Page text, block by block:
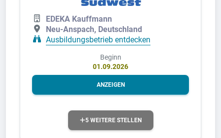
EDEKA Kauffmann
Neu-Anspach, Deutschland
Ausbildungsbetrieb entdecken
Beginn
01.09.2026
ANZEIGEN
5 WEITERE STELLEN